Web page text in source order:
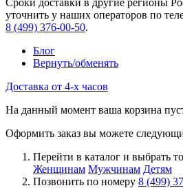
Сроки доставки в другие регионы
уточнить у наших операторов по
8 (499) 376-00-50.
Блог
Вернуть/обменять
Доставка от 4-х часов
На данный момент ваша корзина
Оформить заказ вы можете
Перейти в каталог и выбрать
Женщинам Мужчинам Детям
Позвонить по номеру 8 (499)